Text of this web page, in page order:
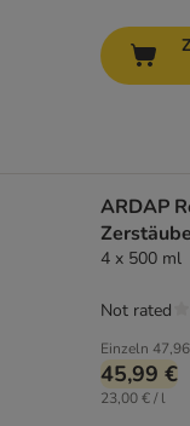
ARDAP
4 x 500 ml
Einzeln
45,99 €
23,00 € / l
Not rated